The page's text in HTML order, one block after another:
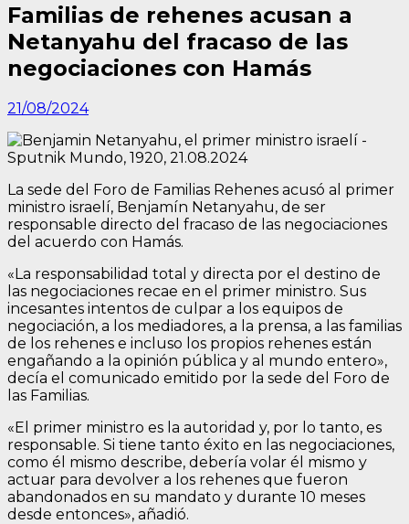
Familias de rehenes acusan a
Netanyahu del fracaso de las
negociaciones con Hamás
21/08/2024
La sede del Foro de Familias Rehenes acusó al primer
ministro israelí, Benjamín Netanyahu, de ser
responsable directo del fracaso de las negociaciones
del acuerdo con Hamás.
«La responsabilidad total y directa por el destino de
las negociaciones recae en el primer ministro. Sus
incesantes intentos de culpar a los equipos de
negociación, a los mediadores, a la prensa, a las familias
de los rehenes e incluso los propios rehenes están
engañando a la opinión pública y al mundo entero»,
decía el comunicado emitido por la sede del Foro de
las Familias.
«El primer ministro es la autoridad y, por lo tanto, es
responsable. Si tiene tanto éxito en las negociaciones,
como él mismo describe, debería volar él mismo y
actuar para devolver a los rehenes que fueron
abandonados en su mandato y durante 10 meses
desde entonces», añadió.